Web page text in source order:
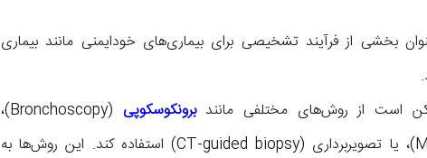
بخشی از فرآیند تشخیصی برای بیماری‌های خودایمنی مانند بیماری
است از روش‌های مختلفی مانندبرونکوسکوپی
(Bronchoscopy)،
مدیاستینوسکوپی (Mediastinoscopy)، یا تصویربرداری (CT-guided biopsy) استفاده کند. این روش‌ها به